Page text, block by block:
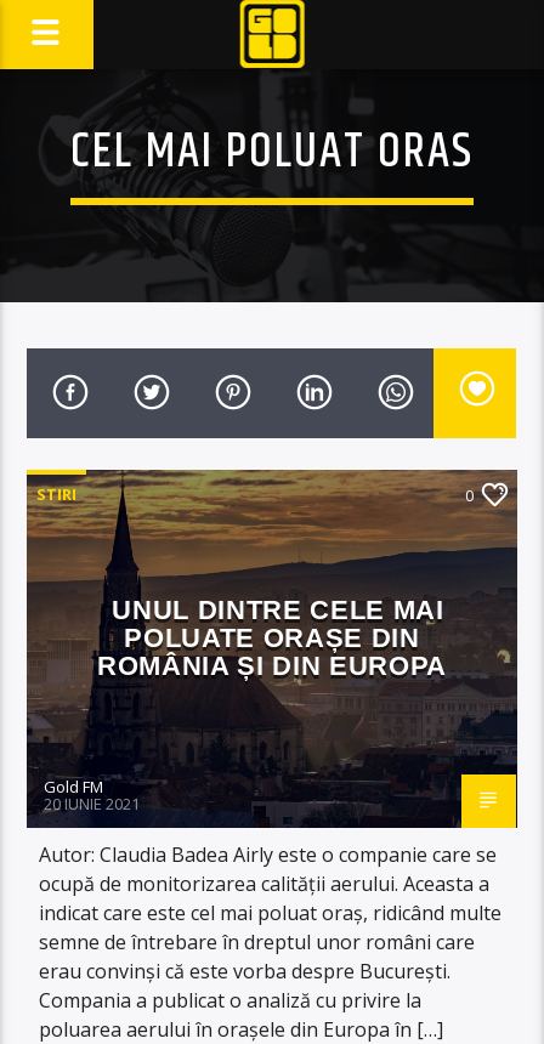
CEL MAI POLUAT ORAS
STIRI 0
UNUL DINTRE CELE MAI
POLUATE ORAȘE DIN
ROMÂNIA ȘI DIN EUROPA
Gold FM
20 IUNIE 2021
Autor: Claudia Badea Airly este o companie care se
ocupă de monitorizarea calității aerului. Aceasta a
indicat care este cel mai poluat oraș, ridicând multe
semne de întrebare în dreptul unor români care
erau convinși că este vorba despre București.
Compania a publicat o analiză cu privire la
poluarea aerului în orașele din Europa în […]